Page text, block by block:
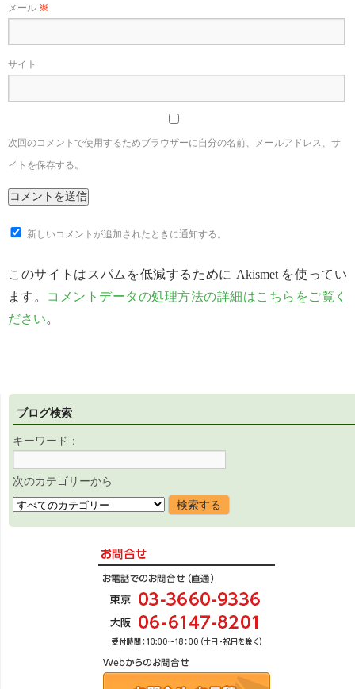
メール ※
サイト
次回のコメントで使用するためブラウザーに自分の名前、メールアドレス、サ
イトを保存する。
新しいコメントが追加されたときに通知する。
このサイトはスパムを低減するために Akismet を使ってい
ます。 コメントデータの処理方法の詳細はこちらをご覧く
ださい。
ブログ検索
キーワード：
次のカテゴリーから